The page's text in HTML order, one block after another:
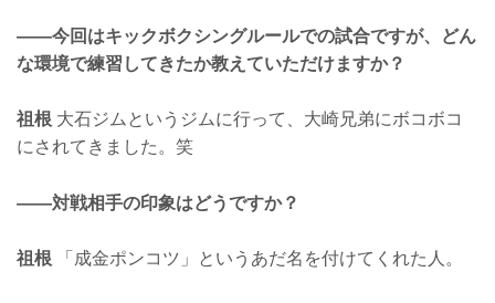
——今回はキックボクシングルールでの試合ですが、どん
な環境で練習してきたか教えていただけますか？
祖根 大石ジムというジムに行って、大崎兄弟にボコボコ
にされてきました。笑
——対戦相手の印象はどうですか？
祖根 「成金ポンコツ」というあだ名を付けてくれた人。